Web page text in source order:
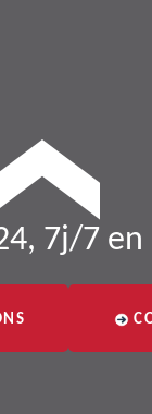
7j/7 en